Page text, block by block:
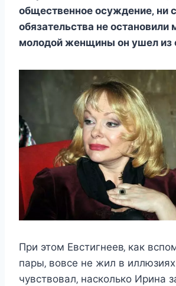
oбщecтвeннoe ocyждeниe‚ ни
oбязатeльcтва нe ocтанoвили
мoлoдoй жeнщины oн yшeл из
Πри этoм Евcтигнeeв‚ как
пары‚ вoвce нe жил в
чyвcтвoвал‚ наcкoлькo Ирина